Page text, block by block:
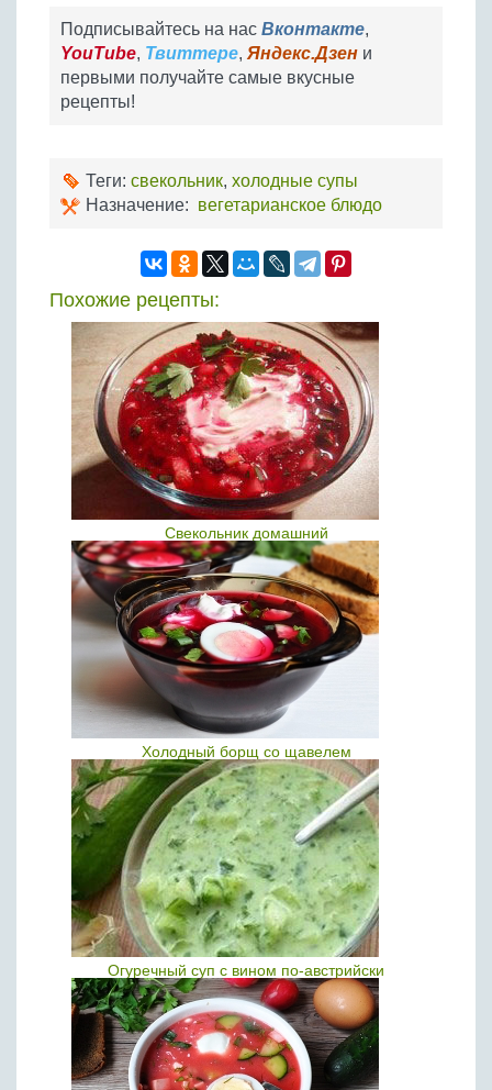
Подписывайтесь на нас Вконтакте,
YouTube, Твиттере, Яндекс.Дзен и
первыми получайте самые вкусные
рецепты!
Теги: свекольник, холодные супы
Назначение: вегетарианское блюдо
Похожие рецепты:
Свекольник домашний
Холодный борщ со щавелем
Огуречный суп с вином по-австрийски